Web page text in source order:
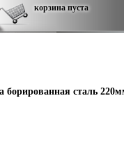
корзина пуста
борированная сталь